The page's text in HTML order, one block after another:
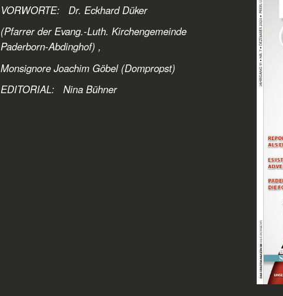
VORWORTE: Dr. Eckhard Düker
(Pfarrer der Evang.-Luth. Kirchengemeinde
Paderborn-Abdinghof) ,
Monsignore Joachim Göbel (Dompropst)
EDITORIAL:
Nina Bühner